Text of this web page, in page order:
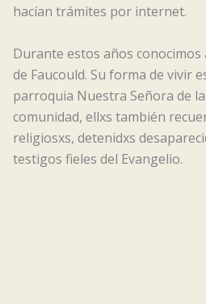
hacían trámites por internet.
Durante estos años
de Faucould. Su forma de vivir
parroquia Nuestra Señora de
comunidad, ellxs también
religiosxs, detenidxs
testigos fieles del Evangelio.